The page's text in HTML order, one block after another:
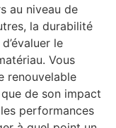
au niveau de
la durabilité
le
Vous
renouvelable
de son impact
performances